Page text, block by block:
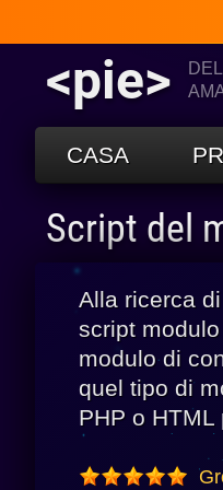
<pie>
CASA
Script del
Alla ricerca
script
modulo di
quel tipo di
PHP o